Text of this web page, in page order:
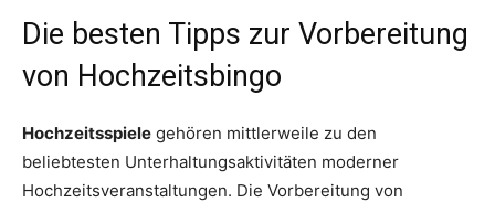
Die besten Tipps zur Vorbereitung
von Hochzeitsbingo
Hochzeitsspiele gehören mittlerweile zu den
beliebtesten Unterhaltungsaktivitäten moderner
Hochzeitsveranstaltungen. Die Vorbereitung von